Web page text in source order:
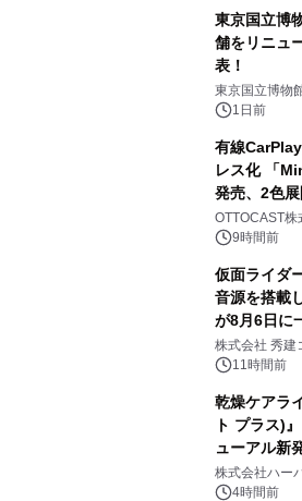
東京国立博
舗をリニュ
表！
東京国立博物
1日前
有線
レス化 「
発売、2色
OTTOCAST株
9時間前
仮面ライダ
音源を搭載
が8月6日に
大興奮が今
株式会社 秀建
アートギャラリ
11時間前
乾燥ケアラ
ト プラス)
ューアル新
し、ライン
株式会社ハー
4時間前